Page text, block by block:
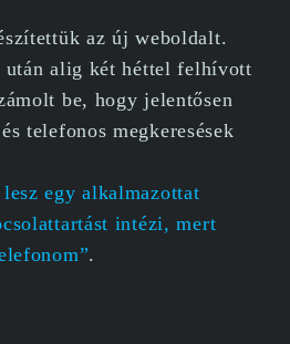
az új weboldalt.
után alig két héttel felhívott
be, hogy jelentősen
telefonos megkeresések
egy alkalmazottat
intézi, mert
.